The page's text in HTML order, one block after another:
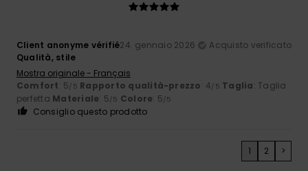
Client anonyme vérifié24. gennaio 2026
Acquisto verificato
Qualità, stile
Mostra originale - Français
Comfort: 5/5 Rapporto qualità-prezzo: 4/5 Taglia: Taglia
perfetta Materiale: 5/5 Colore: 5/5
Consiglio questo prodotto
1 2 >